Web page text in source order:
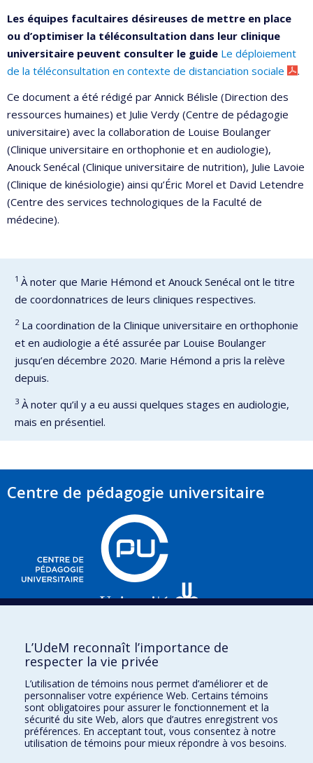
Les équipes facultaires désireuses de mettre en place
ou d’optimiser la téléconsultation dans leur clinique
universitaire peuvent consulter le guide Le déploiement
de la téléconsultation en contexte de distanciation sociale
.
Ce document a été rédigé par Annick Bélisle (Direction des
ressources humaines) et Julie Verdy (Centre de pédagogie
universitaire) avec la collaboration de Louise Boulanger
(Clinique universitaire en orthophonie et en audiologie),
Anouck Senécal (Clinique universitaire de nutrition), Julie Lavoie
(Clinique de kinésiologie) ainsi qu’Éric Morel et David Letendre
(Centre des services technologiques de la Faculté de
médecine).
1 À noter que Marie Hémond et Anouck Senécal ont le titre
de coordonnatrices de leurs cliniques respectives.
2La coordination de la Clinique universitaire en orthophonie
et en audiologie a été assurée par Louise Boulanger
jusqu’en décembre 2020. Marie Hémond a pris la relève
depuis.
3 À noter qu’il y a eu aussi quelques stages en audiologie,
mais en présentiel.
Centre de pédagogie universitaire
3535, chemin Queen-Mary,
Bureau 220 (2 étage),
H3V 1H8
L’UdeM reconnaît l’importance de
respecter la vie privée
L’utilisation de témoins nous permet d’améliorer et de
personnaliser votre expérience Web. Certains témoins
sont obligatoires pour assurer le fonctionnement et la
sécurité du site Web, alors que d’autres enregistrent vos
préférences. En acceptant tout, vous consentez à notre
utilisation de témoins pour mieux répondre à vos besoins.